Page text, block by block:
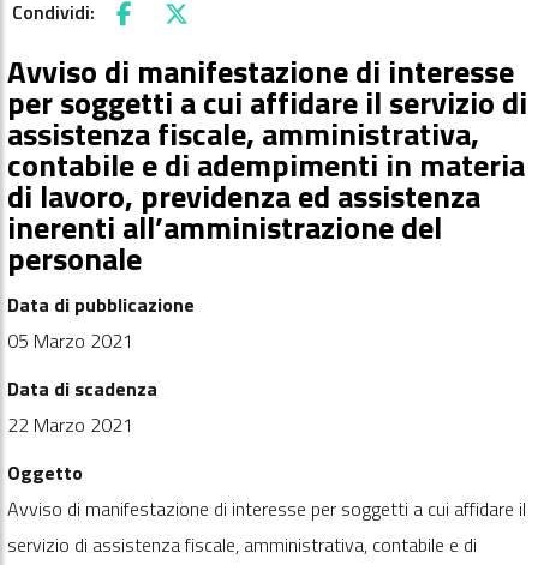
Condividi: Facebook
X
Avviso di manifestazione di interesse
per soggetti a cui affidare il servizio di
assistenza fiscale, amministrativa,
contabile e di adempimenti in materia
di lavoro, previdenza ed assistenza
inerenti all’amministrazione del
personale
Data di pubblicazione
05 Marzo 2021
Data di scadenza
22 Marzo 2021
Oggetto
Avviso di manifestazione di interesse per soggetti a cui affidare il
servizio di assistenza fiscale, amministrativa, contabile e di